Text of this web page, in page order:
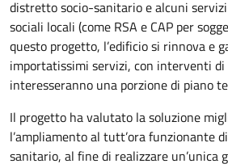
distretto socio-sanitario e alcuni
sociali locali (come RSA e CAP per
questo progetto, l’edificio si rinnova e
importatissimi servizi, con interventi
interesseranno una porzione di piano
Il progetto ha valutato la soluzione
l’ampliamento al tutt’ora funzionante
sanitario, al fine di realizzare